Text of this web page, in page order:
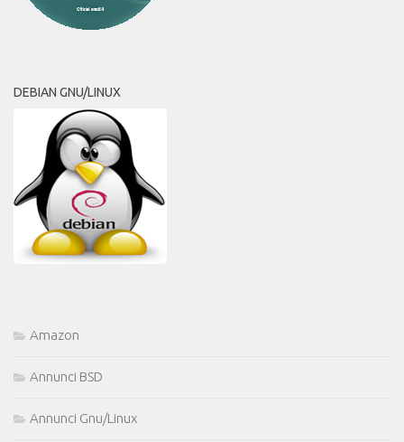
DEBIAN GNU/LINUX
Amazon
Annunci BSD
Annunci Gnu/Linux